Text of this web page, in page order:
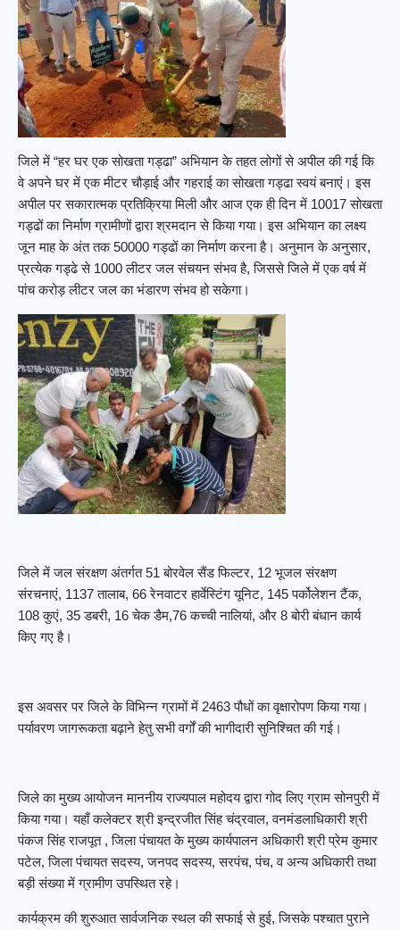
जिले में “हर घर एक सोखता गड्ढा” अभियान के तहत लोगों से अपील की गई कि
वे अपने घर में एक मीटर चौड़ाई और गहराई का सोखता गड्ढा स्वयं बनाएं। इस
अपील पर सकारात्मक प्रतिक्रिया मिली और आज एक ही दिन में 10017 सोखता
गड्ढों का निर्माण ग्रामीणों द्वारा श्रमदान से किया गया। इस अभियान का लक्ष्य
जून माह के अंत तक 50000 गड्ढों का निर्माण करना है। अनुमान के अनुसार,
प्रत्येक गड्ढे से 1000 लीटर जल संचयन संभव है, जिससे जिले में एक वर्ष में
पांच करोड़ लीटर जल का भंडारण संभव हो सकेगा।
जिले में जल संरक्षण अंतर्गत 51 बोरवेल सैंड फिल्टर, 12 भूजल संरक्षण
संरचनाएं, 1137 तालाब, 66 रेनवाटर हार्वेस्टिंग यूनिट, 145 पर्कोलेशन टैंक,
108 कुएं, 35 डबरी, 16 चेक डैम,76 कच्ची नालियां, और 8 बोरी बंधान कार्य
किए गए है।
इस अवसर पर जिले के विभिन्न ग्रामों में 2463 पौधों का वृक्षारोपण किया गया।
पर्यावरण जागरूकता बढ़ाने हेतु सभी वर्गों की भागीदारी सुनिश्चित की गई।
जिले का मुख्य आयोजन माननीय राज्यपाल महोदय द्वारा गोद लिए ग्राम सोनपुरी में
किया गया। यहाँ कलेक्टर श्री इन्द्रजीत सिंह चंद्रवाल, वनमंडलाधिकारी श्री
पंकज सिंह राजपूत , जिला पंचायत के मुख्य कार्यपालन अधिकारी श्री प्रेम कुमार
पटेल, जिला पंचायत सदस्य, जनपद सदस्य, सरपंच, पंच, व अन्य अधिकारी तथा
बड़ी संख्या में ग्रामीण उपस्थित रहे।
कार्यक्रम की शुरुआत सार्वजनिक स्थल की सफाई से हुई, जिसके पश्चात पुराने